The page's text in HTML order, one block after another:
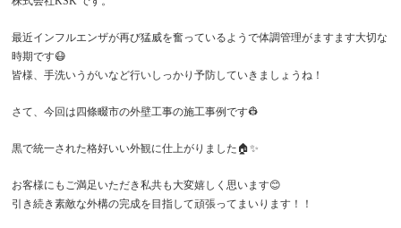
最近インフルエンザが再び猛威を奮っているようで体調管理がますます大切な
時期です😷
皆様、手洗いうがいなど行いしっかり予防していきましょうね！
さて、今回は四條畷市の外壁工事の施工事例です👷
黒で統一された格好いい外観に仕上がりました🏠✨️
お客様にもご満足いただき私共も大変嬉しく思います😊
引き続き素敵な外構の完成を目指して頑張ってまいります！！